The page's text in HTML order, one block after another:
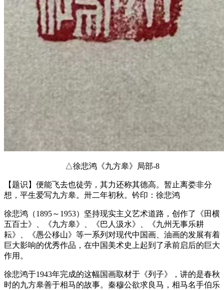
△徐悲鸿《九方皋》局部-8
【题识】便能飞去也徒劳，其力还称其德高。暂止离娄非分
想，平生爱写九方皋。卅二年初秋。钤印：徐悲鸿
徐悲鸿（1895～1953）坚持现实主义艺术道路，创作了《田横
五百士》、《九方皋》、《巴人汲水》、《九州无事乐耕
耘》、《愚公移山》等一系列对现代中国画、油画的发展有着
巨大影响的优秀作品，在中国美术史上起到了承前启后的巨大
作用。
徐悲鸿于1943年完成的这幅国画取材于《列子》，讲的是春秋
时的九方皋善于相马的故事。秦穆公欲求良马，相马名手伯乐